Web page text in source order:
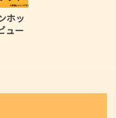
ホッ
ュー